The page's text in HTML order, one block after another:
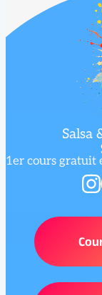
Salsa
1er cours gratuit